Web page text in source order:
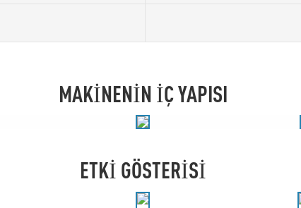
MAKINENIN IÇ YAPISI
ETKI GÖSTERISI